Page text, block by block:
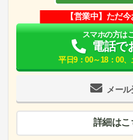
メー
【営業中】ただ
スマホの方は
電話で
平日9：00～18：00
詳細はこ